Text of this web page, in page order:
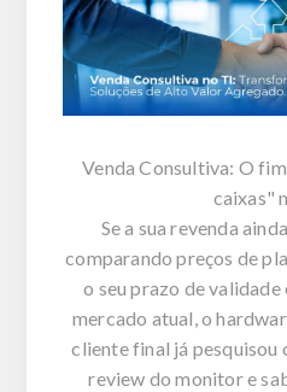
Venda Consultiva: O
caixas"
Se a sua revenda
comparando preços de
o seu prazo de validade
mercado atual, o
cliente final já pesquisou
review do monitor e